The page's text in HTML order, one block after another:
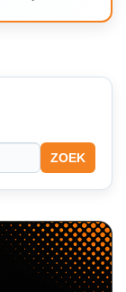
ZOEK